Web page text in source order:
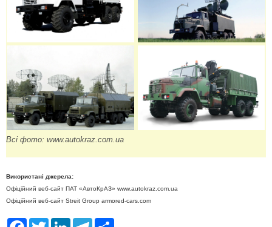
Всі фото: www.autokraz.com.ua
Використані джерела:
Офіційний веб-сайт ПАТ «АвтоКрАЗ» www.autokraz.com.ua
Офіційний веб-сайт Streit Group armored-cars.com
F
T
L
T